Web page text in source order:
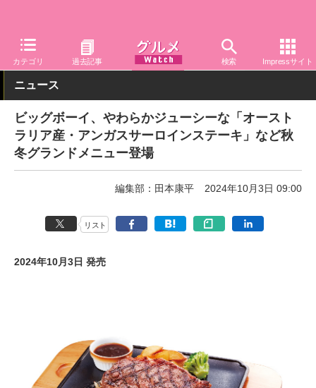
カテゴリ 過去記事 検索 Impressサイト
グルメ Watch 店舗 レストラン ビッグボーイ
ニュース
ビッグボーイ、やわらかジューシーな「オースト
ラリア産・アンガスサーロインステーキ」など秋
冬グランドメニュー登場
編集部：田本康平 2024年10月3日 09:00
リスト
2024年10月3日 発売